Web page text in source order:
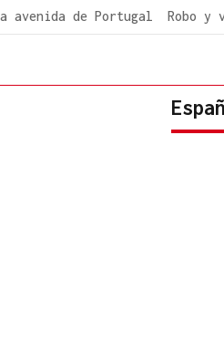
avenida de Portugal Robo y